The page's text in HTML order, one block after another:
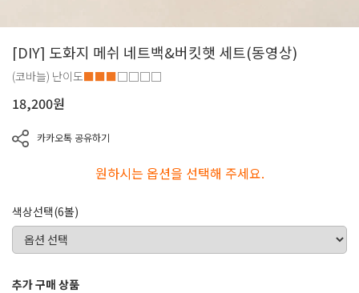
[DIY] 도화지 메쉬 네트백&버킷햇 세트(동영상)
(코바늘) 난이도■■■□□□□
18,200원
카카오톡 공유하기
원하시는 옵션을 선택해 주세요.
색상선택(6볼)
추가 구매 상품